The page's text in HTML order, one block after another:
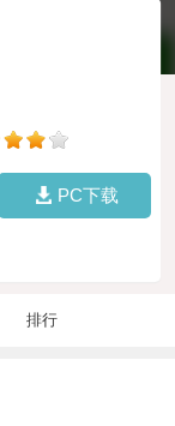
PC下载
排行